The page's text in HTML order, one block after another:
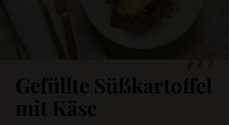
Gefüllte Süßkartoffel
mit Käse